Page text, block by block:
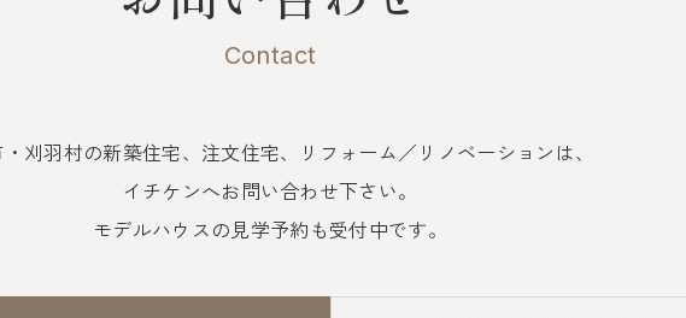
Contact
刈羽村の新築住宅、注文住宅、
リフォーム／リノベーションは、
イチケンへお問い合わせ下さい。
モデルハウスの見学予約も受付中です。